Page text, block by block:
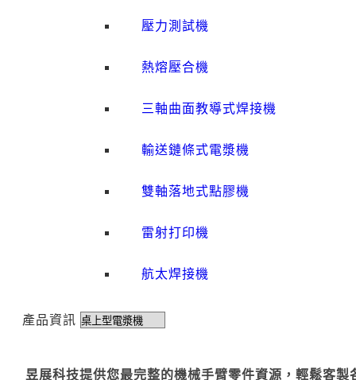
壓力測試機
熱熔壓合機
三軸曲面教導式焊接機
輸送鏈條式電漿機
雙軸落地式點膠機
雷射打印機
航太焊接機
產品資訊
昱展科技提供您最完整的機械手臂零件資源，輕鬆客製